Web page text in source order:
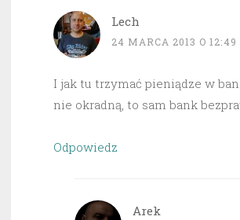
Lech
24 MARCA 2013 O 12:49
I jak tu trzymać pieniądze w
nie okradną, to sam bank
Odpowiedz
Arek